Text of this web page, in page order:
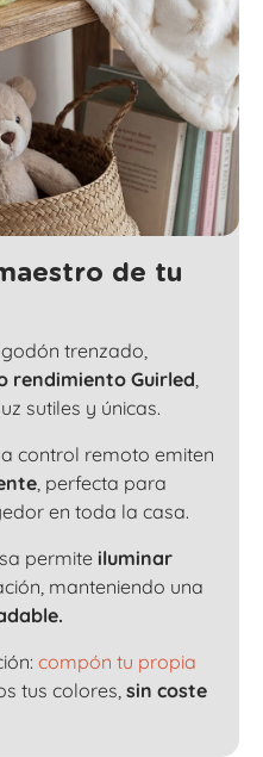
de tu
trenzado,
rendimiento Guirled,
sutiles y únicas.
control remoto emiten
, perfecta para
en toda la casa.
permite iluminar
manteniendo una
compón tu propia
tus colores, sin coste